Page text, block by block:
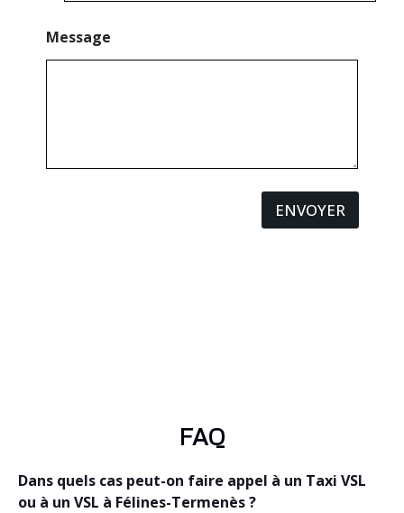
Message
ENVOYER
FAQ
Dans quels cas peut-on faire appel à un Taxi VSL
ou à un VSL à Félines-Termenès ?